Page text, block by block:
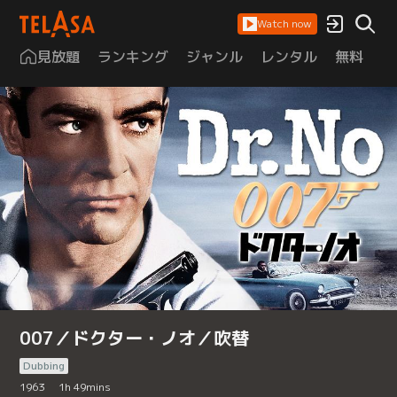
Watch now
見放題 ランキング ジャンル レンタル 無料
007／ドクター・ノオ／吹替
Dubbing
1963
1h 49mins